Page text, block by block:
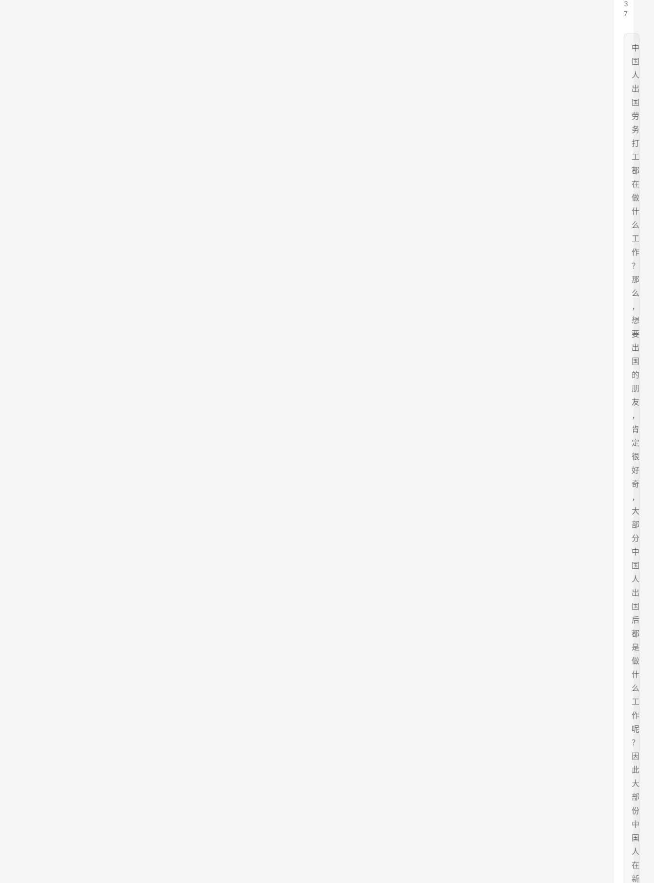
3
7
中
国
人
出
国
劳
务
打
工
都
在
做
什
么
工
作
？
那
么
，
想
要
出
国
的
朋
友
，
肯
定
很
好
奇
，
大
部
分
中
国
人
出
国
后
都
是
做
什
么
工
作
呢
？
因
此
大
部
份
中
国
人
在
新